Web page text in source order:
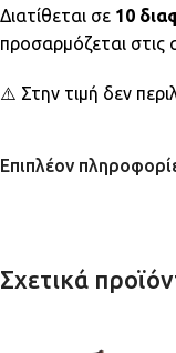
Διατίθεται σε 10
προσαρμόζεται
⚠️ Στην τιμή δεν
Επιπλέον
Σχετικά